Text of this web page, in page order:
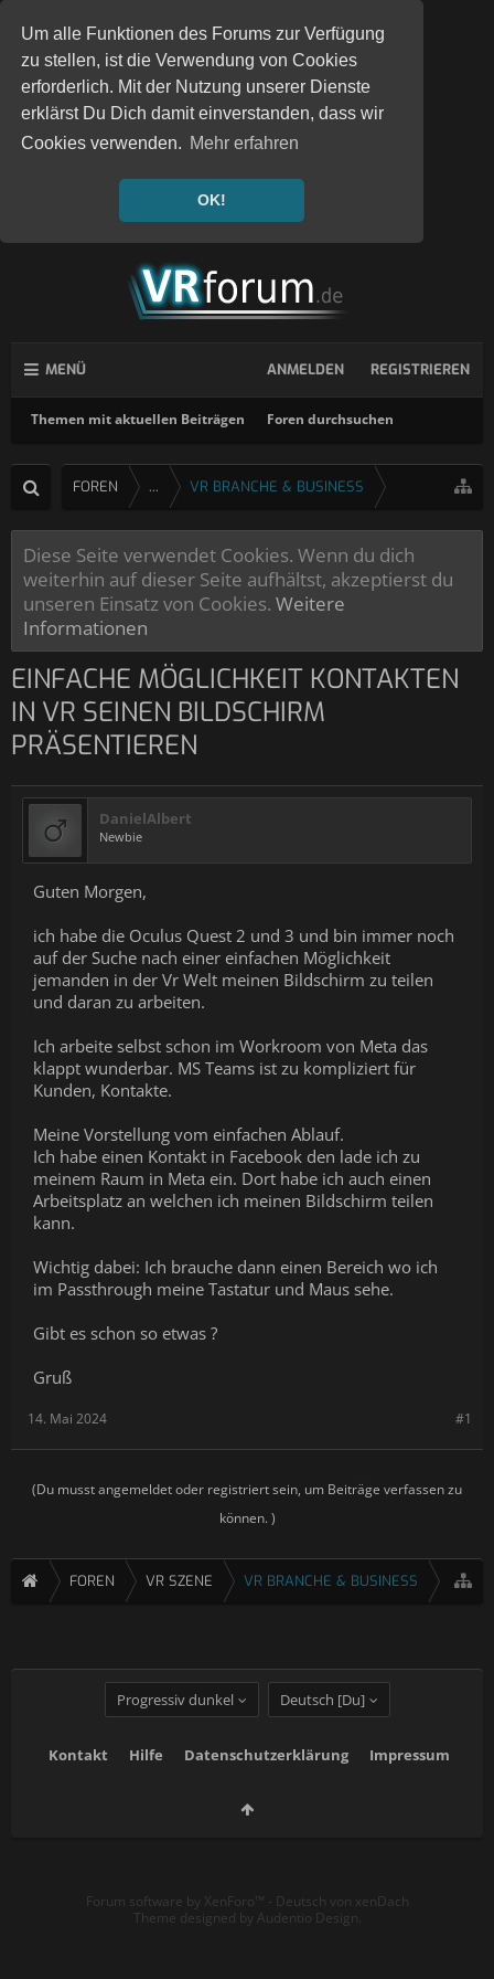
Um alle Funktionen des Forums zur Verfügung
zu stellen, ist die Verwendung von Cookies
erforderlich. Mit der Nutzung unserer Dienste
erklärst Du Dich damit einverstanden, dass wir
Cookies verwenden. Mehr erfahren
OK!
MENÜ
Themen mit aktuellen Beiträgen Foren durchsuchen
ANMELDEN REGISTRIEREN
FOREN ... VR BRANCHE & BUSINESS
Diese Seite verwendet Cookies. Wenn du dich
weiterhin auf dieser Seite aufhältst, akzeptierst du
unseren Einsatz von Cookies. Weitere
Informationen
EINFACHE MÖGLICHKEIT KONTAKTEN
IN VR SEINEN BILDSCHIRM
PRÄSENTIEREN
DanielAlbert
Newbie
Guten Morgen,
ich habe die Oculus Quest 2 und 3 und bin immer noch
auf der Suche nach einer einfachen Möglichkeit
jemanden in der Vr Welt meinen Bildschirm zu teilen
und daran zu arbeiten.
Ich arbeite selbst schon im Workroom von Meta das
klappt wunderbar. MS Teams ist zu kompliziert für
Kunden, Kontakte.
Meine Vorstellung vom einfachen Ablauf.
Ich habe einen Kontakt in Facebook den lade ich zu
meinem Raum in Meta ein. Dort habe ich auch einen
Arbeitsplatz an welchen ich meinen Bildschirm teilen
kann.
Wichtig dabei: Ich brauche dann einen Bereich wo ich
im Passthrough meine Tastatur und Maus sehe.
Gibt es schon so etwas ?
Gruß
#1
14. Mai 2024
(Du musst angemeldet oder registriert sein, um Beiträge verfassen zu
können. )
FOREN VR SZENE VR BRANCHE & BUSINESS
Progressiv dunkel Deutsch [Du]
Kontakt Hilfe Datenschutzerklärung Impressum
Forum software by XenForo™ - Deutsch von xenDach
Theme designed by Audentio Design.